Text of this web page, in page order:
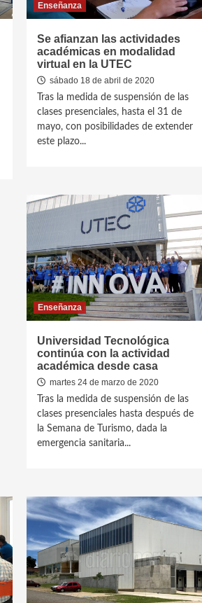
Enseñanza
Se afianzan las actividades
académicas en modalidad
virtual en la UTEC
sábado 18 de abril de 2020
Tras la medida de suspensión de las
clases presenciales, hasta el 31 de
mayo, con posibilidades de extender
este plazo...
Enseñanza
Universidad Tecnológica
continúa con la actividad
académica desde casa
martes 24 de marzo de 2020
Tras la medida de suspensión de las
clases presenciales hasta después de
la Semana de Turismo, dada la
emergencia sanitaria...